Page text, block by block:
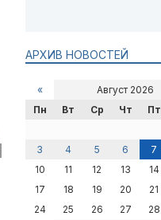
АРХИВ НОВОСТЕЙ
« Август 2026
Пн
Вт Ср Чт Пт
3
4 5 6 7
10
11 12 13 14
17
18 19 20 21
24
25 26 27 28